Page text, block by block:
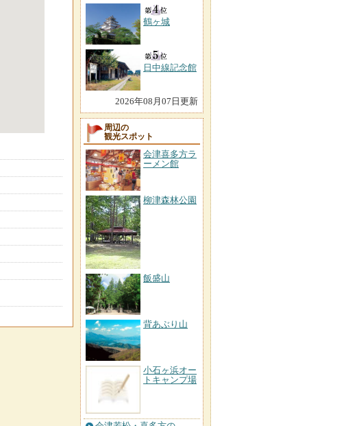
鶴ヶ城
日中線記念館
2026年08月07日更新
周辺の
観光スポット
会津喜多方ラ
ーメン館
柳津森林公園
飯盛山
背あぶり山
小石ヶ浜オー
トキャンプ場